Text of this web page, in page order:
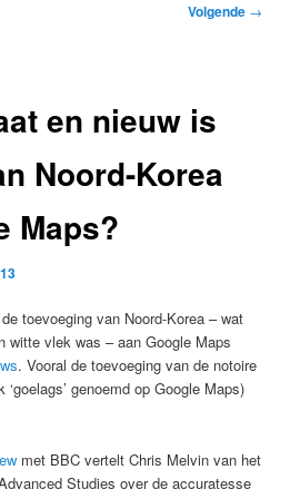
Volgende →
en nieuw is
Noord-Korea
Maps?
toevoeging van Noord-Korea – wat
witte vlek was – aan Google Maps
. Vooral de toevoeging van de notoire
genoemd op Google Maps)
met BBC vertelt Chris Melvin van het
Studies over de accuratesse